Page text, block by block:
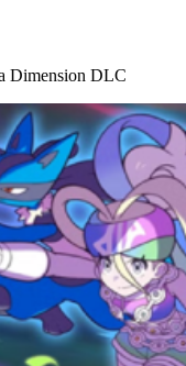
Dimension DLC